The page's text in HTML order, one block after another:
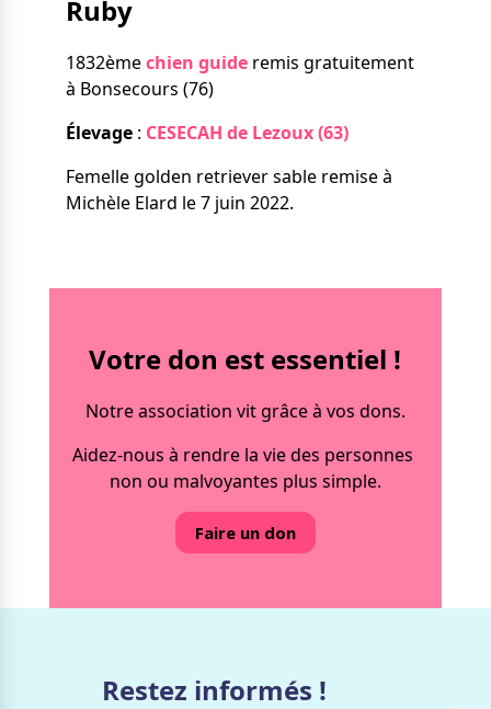
Nos solutions
La canne blanche
électronique
Le Bemob
Formation & Rééducation
fonctionnelle
série
Nous contacter
Ruby
1832èmechien guideremis gratuitement
à Bonsecours (76)
Élevage: CESECAH de Lezoux (63)
Femelle golden retriever sable remise à
Michèle Elard le 7 juin 2022.
Votre don est essentiel !
Notre association vit grâce à vos dons.
Aidez-nous à rendre la vie des personnes
non ou malvoyantes plus simple.
Faire un don
Restez informés !